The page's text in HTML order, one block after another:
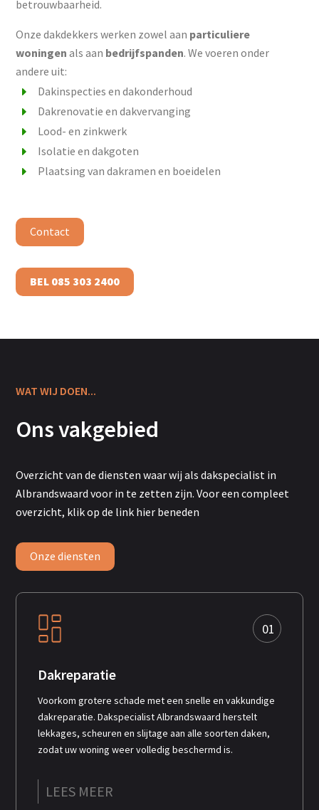
betrouwbaarheid.
Onze dakdekkers werken zowel aan particuliere
woningen als aan bedrijfspanden. We voeren onder
andere uit:
Dakinspecties en dakonderhoud
Dakrenovatie en dakvervanging
Lood- en zinkwerk
Isolatie en dakgoten
Plaatsing van dakramen en boeidelen
Contact
BEL 085 303 2400
WAT WIJ DOEN...
Ons vakgebied
Overzicht van de diensten waar wij als dakspecialist in
Albrandswaard voor in te zetten zijn. Voor een compleet
overzicht, klik op de link hier beneden
Onze diensten
01
Dakreparatie
Voorkom grotere schade met een snelle en vakkundige
dakreparatie. Dakspecialist Albrandswaard herstelt
lekkages, scheuren en slijtage aan alle soorten daken,
zodat uw woning weer volledig beschermd is.
LEES MEER